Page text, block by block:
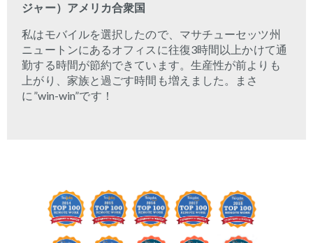
ジャー）アメリカ合衆国
私はモバイルを選択したので、マサチューセッツ州
ニュートンにあるオフィスに往復3時間以上かけて通
勤する時間が節約できています。生産性が前よりも
上がり、家族と過ごす時間も増えました。まさ
に ”win-win”です！